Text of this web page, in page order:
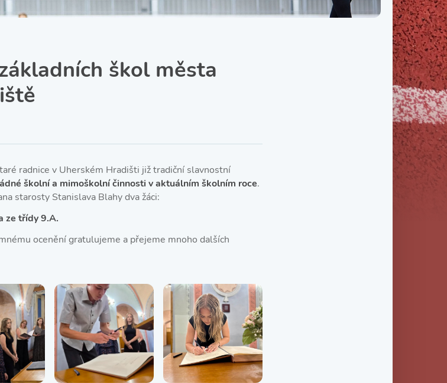
rodičů a
Třída VIII. A Třída VIII. C
škol města
radnice v Uherském Hradišti již tradiční slavnostní
školní a mimoškolní činnosti v aktuálním školním roce.
starosty Stanislava Blahy dva žáci:
ze třídy 9.A.
ocenění gratulujeme a přejeme mnoho dalších